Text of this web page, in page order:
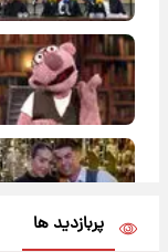
پربازدید ها